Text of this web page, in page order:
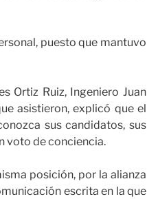
puesto que mantuvo
Ortiz Ruiz, Ingeniero Juan
asistieron, explicó que el
sus candidatos, sus
voto de conciencia.
posición, por la alianza
escrita en la que